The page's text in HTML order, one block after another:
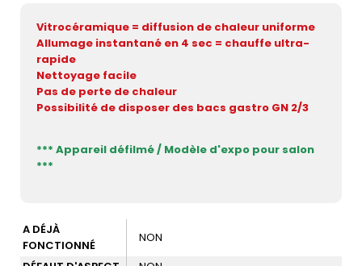
Vitrocéramique = diffusion de chaleur uniforme
Allumage instantané en 4 sec = chauffe ultra-
rapide
Nettoyage facile
Pas de perte de chaleur
Possibilité de disposer des bacs gastro GN 2/3
*** Appareil défilmé / Modèle d'expo pour salon
***
A DÉJÀ
FONCTIONNÉ
NON